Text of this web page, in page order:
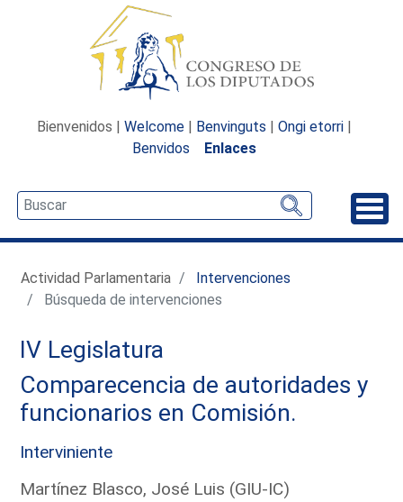
Bienvenidos | Welcome | Benvinguts | Ongi etorri |
Benvidos
Enlaces
Actividad Parlamentaria
Intervenciones
Búsqueda de intervenciones
IV Legislatura
Comparecencia de autoridades y
funcionarios en Comisión.
Interviniente
Martínez Blasco, José Luis (GIU-IC)